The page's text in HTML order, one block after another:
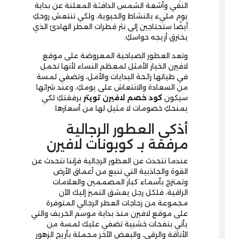
النقي وأشعة الشمس الدافئة المعلنة عن بداية
يوم مليء بالنشاط والحيوية، ولكي تنتعش روحكِ
أيضًا ستحتاجين إلى نثر قطرات العطر الهادئ الذي
يخترق أريجه حواسكِ.
وتعد العطور الصباحية المعروضة على موقع
لافيرن الخيار الأمثل لمعظم النساء لأنها تحمل
في طياتها رائحة البدايات والأمل، وتضفي لمسة
من السعادة والانتعاش على يومكِ، وعند شرائها
سيكون كود خصم لافيرن تويتر برفقتكِ لكي
يمنحكِ خصومات لا مثيل لها من أسعارها.
أذكى العطور الرجالية
مرفقة بـ كوبونات لافيرن
عندما نتحدث عن العطور الرجالية فإننا نتحدث عن
القوة والجاذبية التي تنبع من أعماق الأرض
وتمتزج بأسماء كبار المصممين والعلامات
الراقية، فلكل رجل يعشق التميز إليك الآن
مجموعة من زجاجات العطر الرجالي المتوفرة
على موقع لافيرن منذ بداية موسم الخريف والتي
يأتي بنفحات خشبية تضفي عليك لمسة من
الأناقة والرقي، والبعض الآخر محملة بأريج الزهور